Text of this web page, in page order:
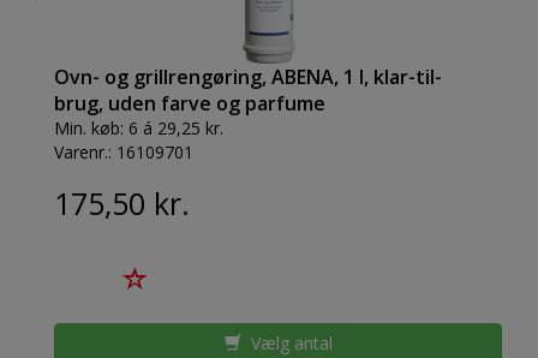
Ovn- og grillrengøring, ABENA, 1 l, klar-til-
brug, uden farve og parfume
Min. køb: 6 á 29,25 kr.
Varenr.: 16109701
175,50 kr.
Vælg antal